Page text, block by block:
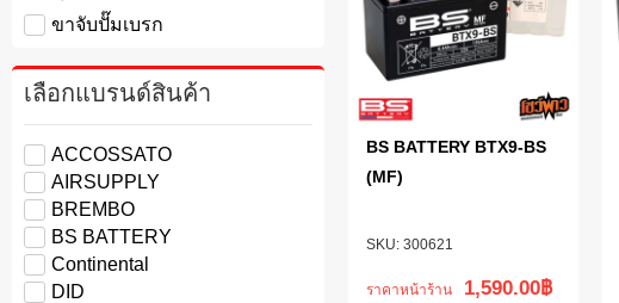
ขาจับปั๊มเบรก
เลือกแบรนด์สินค้า
ACCOSSATO
AIRSUPPLY
BREMBO
BS BATTERY
Continental
DID
300621
BS BATTERY BTX9-BS
(MF)
ราคาหน้าร้าน 1,590.00฿